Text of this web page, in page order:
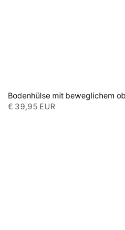
Bodenhülse mit beweglichem
€ 39,95 EUR